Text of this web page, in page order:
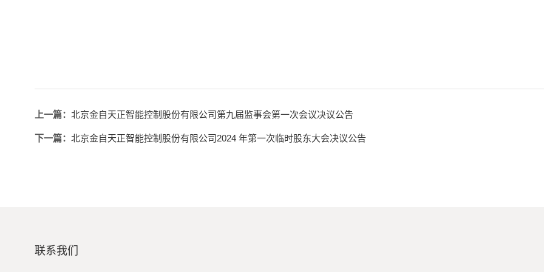
上一篇： 北京金自天正智能控制股份有限公司第九届监事会第一次会议决议公告
下一篇： 北京金自天正智能控制股份有限公司2024 年第一次临时股东大会决议公告
联系我们